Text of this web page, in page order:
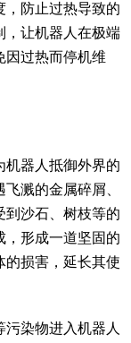
，防止过热导致的
，让机器人在极端
因过热而停机维
机器人抵御外界的
溅的金属碎屑、
到沙石、树枝等的
，形成一道坚固的
的损害，延长其使
染物进入机器人